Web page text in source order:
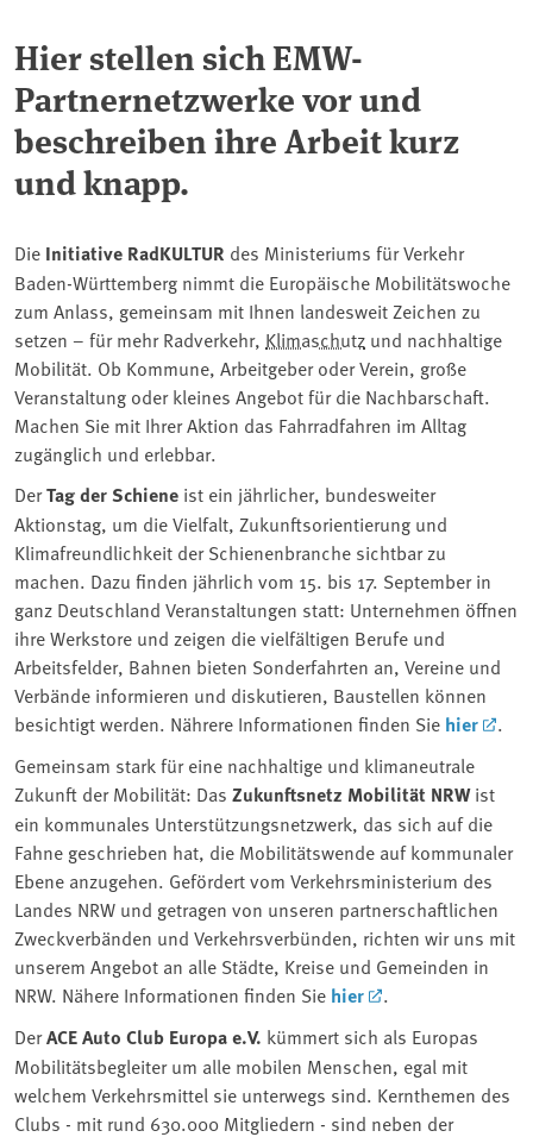
Hier stellen sich EMW-
Partnernetzwerke vor und
beschreiben ihre Arbeit kurz
und knapp.
Die Initiative RadKULTUR des Ministeriums für Verkehr
Baden-Württemberg nimmt die Europäische Mobilitätswoche
zum Anlass, gemeinsam mit Ihnen landesweit Zeichen zu
setzen – für mehr Radverkehr, Klimaschutz und nachhaltige
Mobilität. Ob Kommune, Arbeitgeber oder Verein, große
Veranstaltung oder kleines Angebot für die Nachbarschaft.
Machen Sie mit Ihrer Aktion das Fahrradfahren im Alltag
zugänglich und erlebbar.
DerTag der Schiene ist ein jährlicher, bundesweiter
Aktionstag, um die Vielfalt, Zukunftsorientierung und
Klimafreundlichkeit der Schienenbranche sichtbar zu
machen. Dazu finden jährlich vom 15. bis 17. September in
ganz Deutschland Veranstaltungen statt: Unternehmen öffnen
ihre Werkstore und zeigen die vielfältigen Berufe und
Arbeitsfelder, Bahnen bieten Sonderfahrten an, Vereine und
Verbände informieren und diskutieren, Baustellen können
besichtigt werden. Nährere Informationen finden Sie hier
.
Gemeinsam stark für eine nachhaltige und klimaneutrale
Zukunft der Mobilität: Das Zukunftsnetz Mobilität NRWist
ein kommunales Unterstützungsnetzwerk, das sich auf die
Fahne geschrieben hat, die Mobilitätswende auf kommunaler
Ebene anzugehen. Gefördert vom Verkehrsministerium des
Landes NRW und getragen von unseren partnerschaftlichen
Zweckverbänden und Verkehrsverbünden, richten wir uns mit
unserem Angebot an alle Städte, Kreise und Gemeinden in
NRW. Nähere Informationen finden Sie hier
.
DerACE Auto Club Europa e.V. kümmert sich als Europas
Mobilitätsbegleiter um alle mobilen Menschen, egal mit
welchem Verkehrsmittel sie unterwegs sind. Kernthemen des
Clubs - mit rund 630.000 Mitgliedern - sind neben der